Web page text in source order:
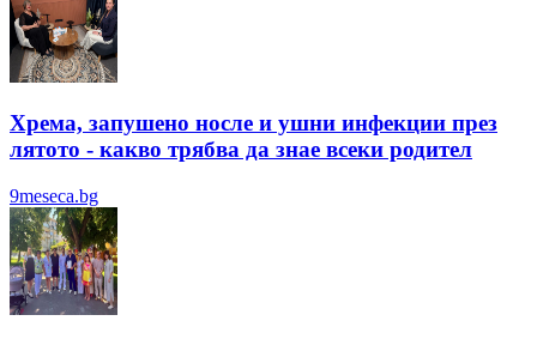
Хрема, запушено носле и ушни инфекции през
лятотo - какво трябва да знае всеки родител
9meseca.bg